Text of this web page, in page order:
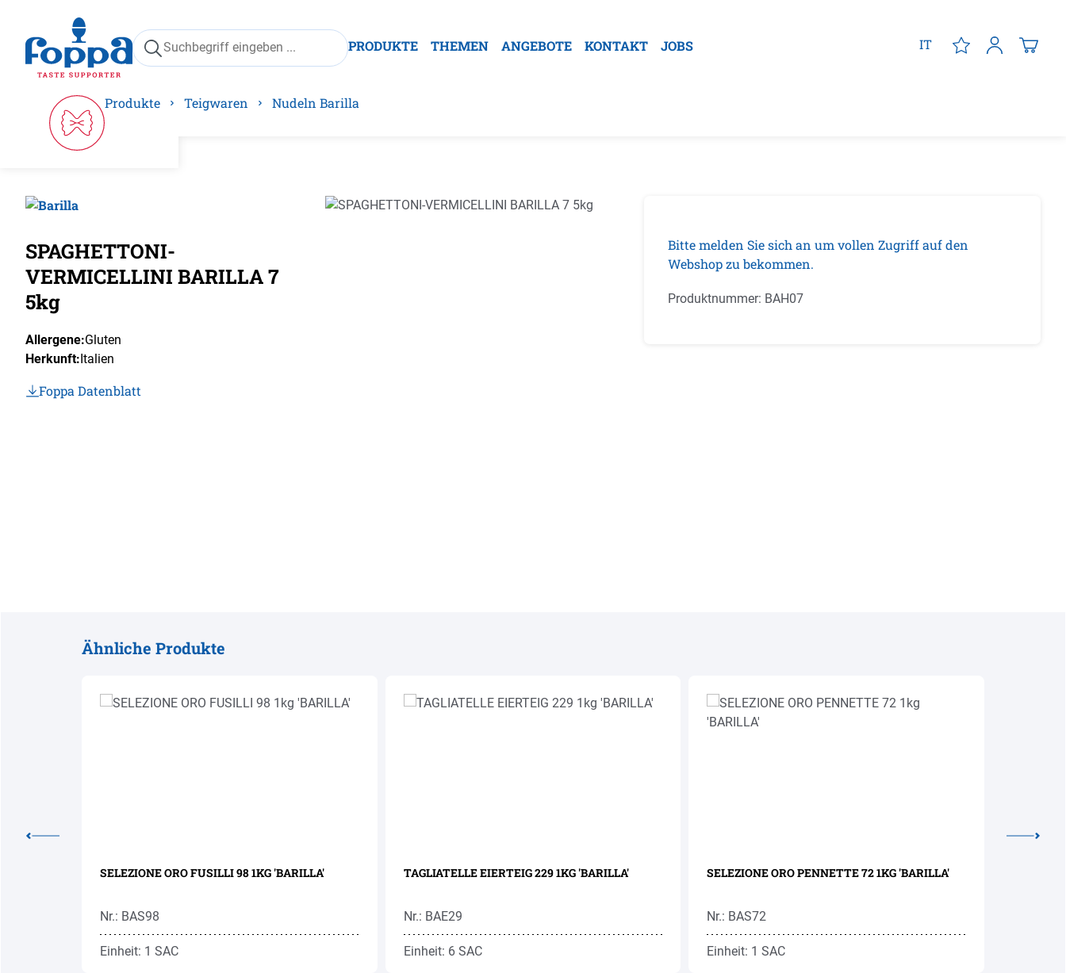
Zur Hauptnavigation springen
PRODUKTE THEMEN ANGEBOTE KONTAKT JOBS IT
Produkte Teigwaren Nudeln Barilla
SPAGHETTONI-
VERMICELLINI BARILLA 7
5kg
Allergene:Gluten
Herkunft:Italien
Foppa Datenblatt
Bildergalerie überspringen
Bitte melden Sie sich an um vollen Zugriff auf den
Webshop zu bekommen.
Produktnummer: BAH07
Ähnliche Produkte
SELEZIONE ORO FUSILLI 98 1KG 'BARILLA'
Nr.: BAS98
Einheit: 1 SAC
TAGLIATELLE EIERTEIG 229 1KG 'BARILLA'
Nr.: BAE29
Einheit: 6 SAC
SELEZIONE ORO PENNETTE 72 1KG 'BARILLA'
Nr.: BAS72
Einheit: 1 SAC